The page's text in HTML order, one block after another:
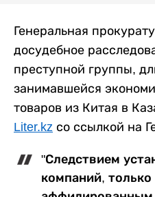
Генеральная
досудебное
преступной группы,
занимавшейся
товаров из Китая в
Liter.kz со ссылкой на
"Следствием
компаний,